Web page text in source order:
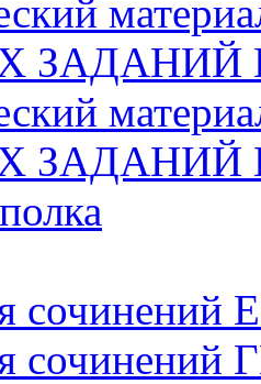
ЗАДАНИЙ
ЗАДАНИЙ
сочинений
сочинений